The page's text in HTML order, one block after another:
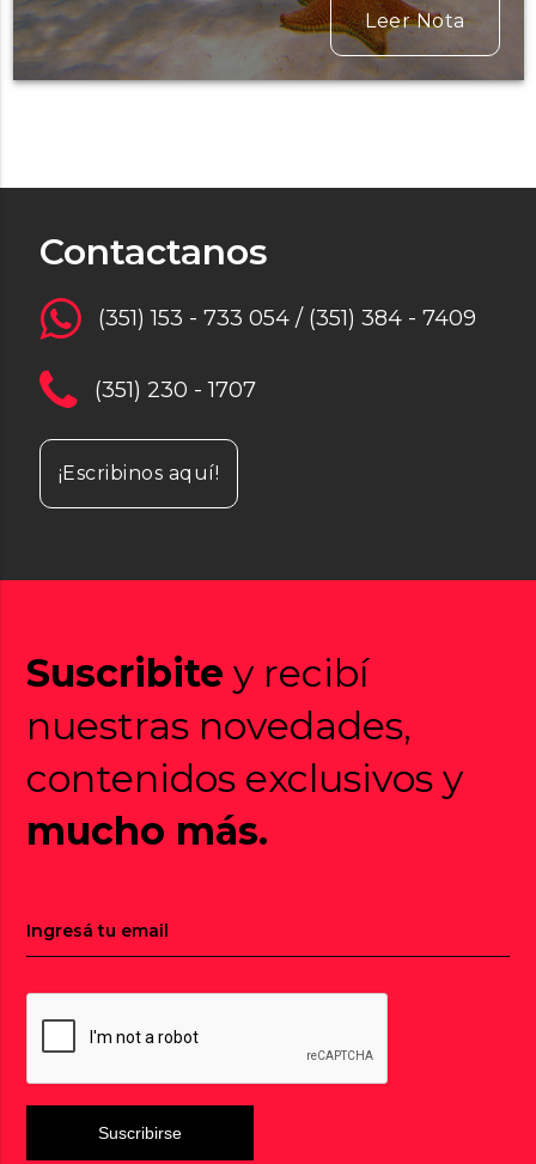
Leer Nota
Contactanos
(351) 153 - 733 054 / (351) 384 - 7409
(351) 230 - 1707
¡Escribinos aquí!
Suscribite y recibí
nuestras novedades,
contenidos exclusivos y
mucho más.